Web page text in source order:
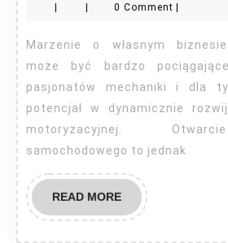
0 Comment
Marzenie o własnym biznesie motoryzacyjnym
może być bardzo
pasjonatów mechaniki i dla
potencjał w dynamicznie
motoryzacyjnej.
samochodowego to jednak
READ MOREREAD
MORE